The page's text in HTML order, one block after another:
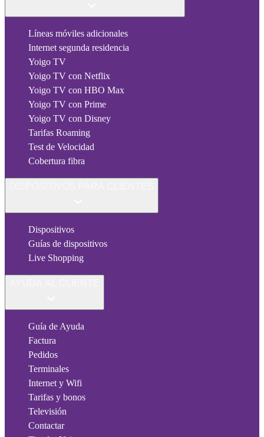
Líneas móviles adicionales
Internet segunda residencia
Yoigo TV
Yoigo TV con Netflix
Yoigo TV con HBO Max
Yoigo TV con Prime
Yoigo TV con Disney
Tarifas Roaming
Test de Velocidad
Cobertura fibra
Dispositivos
Guías de dispositivos
Live Shopping
Guía de Ayuda
Factura
Pedidos
Terminales
Internet y Wifi
Tarifas y bonos
Televisión
Contactar